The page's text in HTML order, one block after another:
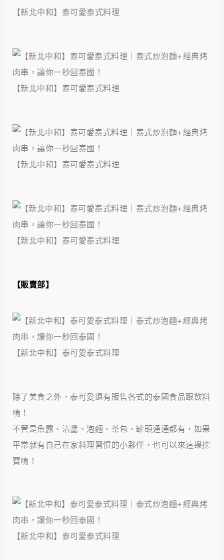
【新北中和】泰可愛泰式料理
【新北中和】泰可愛泰式料理
【新北中和】泰可愛泰式料理
【新北中和】泰可愛泰式料理
【販賣部】
【新北中和】泰可愛泰式料理
除了美食之外，泰可愛還有販售各式的泰國食品跟飲料
唷！
不管是魚露、沾醬、泡麵、茶包、罐頭通通都有，如果
平常就有自己在家料理習慣的小夥伴，也可以來這邊挖
寶唷！
【新北中和】泰可愛泰式料理